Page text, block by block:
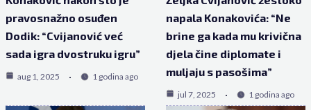
pravosnažno osuđen
Dodik: “Cvijanović već
sada igra dvostruku igru”
aug 1, 2025 1 godina ago
napala Konakovića: “Ne
brine ga kada mu krivična
djela čine diplomate i
muljaju s pasošima”
jul 7, 2025 1 godina ago